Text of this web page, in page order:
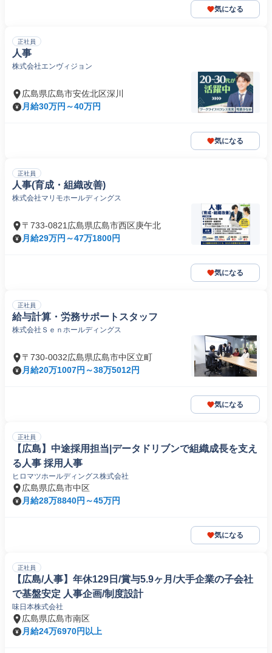
気になる
正社員
人事
株式会社エンヴィジョン
広島県広島市安佐北区深川
月給30万円～40万円
気になる
正社員
人事(育成・組織改善)
株式会社マリモホールディングス
〒733-0821広島県広島市西区庚午北
月給29万円～47万1800円
気になる
正社員
給与計算・労務サポートスタッフ
株式会社Ｓｅｎホールディングス
〒730-0032広島県広島市中区立町
月給20万1007円～38万5012円
気になる
正社員
【広島】中途採用担当|データドリブンで組織成長を支え
る人事 採用人事
ヒロマツホールディングス株式会社
広島県広島市中区
月給28万8840円～45万円
気になる
正社員
【広島/人事】年休129日/賞与5.9ヶ月/大手企業の子会社
で基盤安定 人事企画/制度設計
味日本株式会社
広島県広島市南区
月給24万6970円以上